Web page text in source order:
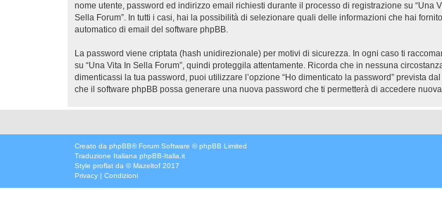
nome utente, password ed indirizzo email richiesti durante il processo di registrazione su
Sella Forum”. In tutti i casi, hai la possibilità di selezionare quali delle informazioni che hai
automatico di email del software phpBB.
La password viene criptata (hash unidirezionale) per motivi di sicurezza. In ogni caso ti
su “Una Vita In Sella Forum”, quindi proteggila attentamente. Ricorda che in nessuna
dimenticassi la tua password, puoi utilizzare l’opzione “Ho dimenticato la password” prevista
che il software phpBB possa generare una nuova password che ti permetterà di accedere
Creato da phpBB® Forum Software © phpBB Limited
Traduzione Italiana phpBB-Italia.it
Style proflat da ©Mazeltof 2017
Privacy | Condizioni